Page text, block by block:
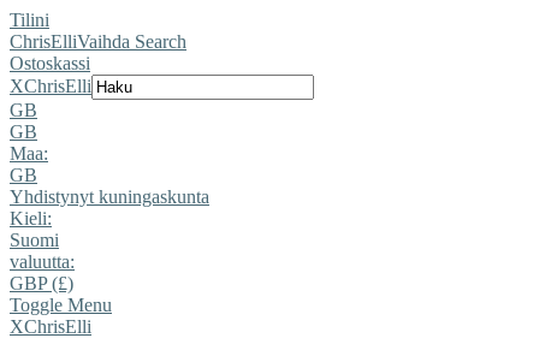
Tilini
ChrisElliVaihda Search
Ostoskassi
XChrisElli
GB
GB
Maa:
GB
Yhdistynyt kuningaskunta
Kieli:
Suomi
valuutta:
GBP (£)
Toggle Menu
XChrisElli